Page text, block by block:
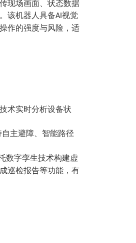
现场画面、状态数据
该机器人具备AI 视觉
作的强度与风险，适
术实时分析设备状
主避障、智能路径
数字孪生技术构建虚
巡检报告等功能，有